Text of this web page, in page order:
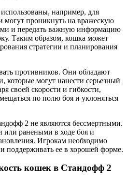
например, для
могут проникнуть на вражескую
и передать важную информацию
Таким образом, кошка может
стратегии и планирования
противников. Они обладают
которые могут нанести серьезный
своей скорости и гибкости,
по полю боя и уклоняться
2 не являются бессмертными.
ранеными в ходе боя и
Игрокам необходимо
поддерживать ее в хорошей форме.
кошек в Стандофф 2